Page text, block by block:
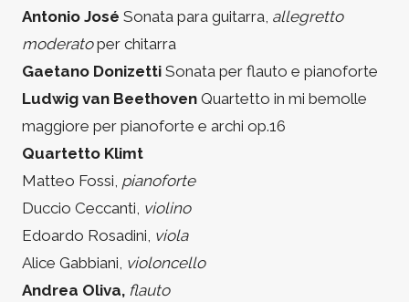
Antonio José Sonata para guitarra, allegretto
moderatoper chitarra
Gaetano Donizetti Sonata per flauto e pianoforte
Ludwig van Beethoven Quartetto in mi bemolle
maggiore per pianoforte e archi op.16
Quartetto Klimt
Matteo Fossi, pianoforte
Duccio Ceccanti, violino
Edoardo Rosadini, viola
Alice Gabbiani, violoncello
Andrea Oliva, flauto